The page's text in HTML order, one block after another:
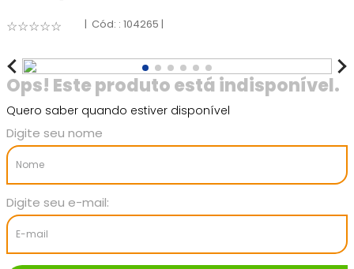
☆☆☆☆☆ : 104265
Quero saber quando estiver disponível